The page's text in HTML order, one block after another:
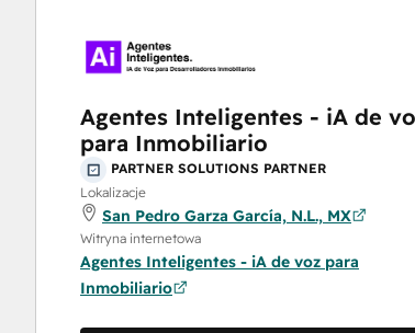
Agentes Inteligentes - iA de
para Inmobiliario
PARTNER SOLUTIONS PARTNER
Lokalizacje
San Pedro Garza García, N.L., MX
Witryna internetowa
Agentes Inteligentes - iA de voz para
Inmobiliario